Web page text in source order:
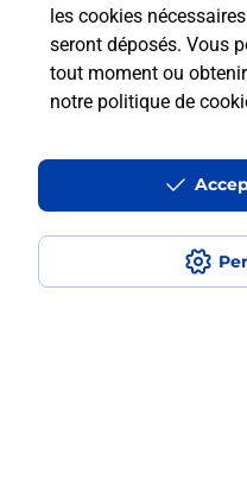
les cookies
seront déposés. Vous
tout moment ou
notre politique de
Est-ce que je
smartphone
fois avec La Poste
smartphone
Localiser Liste
Pyrénées-